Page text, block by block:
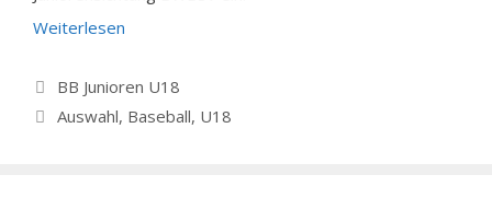
Weiterlesen
Kategorien
BB Junioren U18
Schlagwörter
Auswahl, Baseball, U18